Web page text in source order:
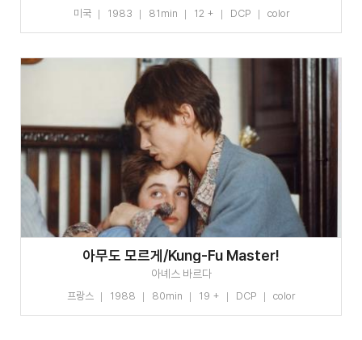
미국 1983 81min 12 + DCP color
아무도 모르게/Kung-Fu Master!
아녜스 바르다
프랑스 1988 80min 19 + DCP color